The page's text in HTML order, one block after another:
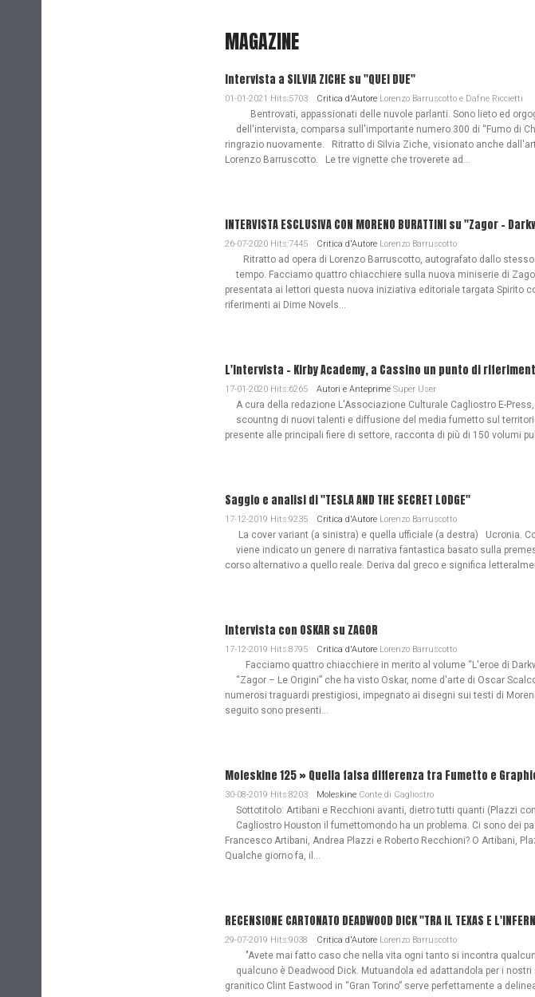
MAGAZINE
Intervista a SILVIA ZICHE su "QUEI DUE"
01-01-2021 Hits:5703 Critica d'AutoreLorenzo Barruscotto e Dafne Riccietti
Bentrovati, appassionati delle nuvole parlanti. Sono lieto ed
dell'intervista, comparsa sull'importante numero 300 di “Fumo di
ringrazio nuovamente. Ritratto di Silvia Ziche, visionato anche
Lorenzo Barruscotto. Le tre vignette che troverete ad...
INTERVISTA ESCLUSIVA CON MORENO BURATTINI su "Zagor -
26-07-2020 Hits:7445 Critica d'AutoreLorenzo Barruscotto
Ritratto ad opera di Lorenzo Barruscotto, autografato dallo
tempo. Facciamo quattro chiacchiere sulla nuova miniserie di
presentata ai lettori questa nuova iniziativa editoriale targata Spirito
riferimenti ai Dime Novels...
L'Intervista - Kirby Academy, a Cassino un punto di
17-01-2020 Hits:6265 Autori e AnteprimeSuper User
A cura della redazione L'Associazione Culturale Cagliostro E-
scountng di nuovi talenti e diffusione del media fumetto sul
presente alle principali fiere di settore, racconta di più di 150 volumi
Saggio e analisi di "TESLA AND THE SECRET LODGE"
17-12-2019 Hits:9235 Critica d'AutoreLorenzo Barruscotto
La cover variant (a sinistra) e quella ufficiale (a destra) Ucronia.
viene indicato un genere di narrativa fantastica basato sulla
corso alternativo a quello reale. Deriva dal greco e significa
Intervista con OSKAR su ZAGOR
17-12-2019 Hits:8795 Critica d'AutoreLorenzo Barruscotto
Facciamo quattro chiacchiere in merito al volume “L'eroe di
“Zagor – Le Origini” che ha visto Oskar, nome d'arte di Oscar
numerosi traguardi prestigiosi, impegnato ai disegni sui testi di
seguito sono presenti...
Moleskine 125 » Quella falsa differenza tra Fumetto e
30-08-2019 Hits:8203 MoleskineConte di Cagliostro
Sottotitolo: Artibani e Recchioni avanti, dietro tutti quanti (Plazzi
Cagliostro Houston il fumettomondo ha un problema. Ci sono dei
Francesco Artibani, Andrea Plazzi e Roberto Recchioni? O Artibani,
Qualche giorno fa, il...
RECENSIONE CARTONATO DEADWOOD DICK "TRA IL TEXAS E
29-07-2019 Hits:9038 Critica d'AutoreLorenzo Barruscotto
"Avete mai fatto caso che nella vita ogni tanto si incontra
qualcuno è Deadwood Dick. Mutuandola ed adattandola per i
granitico Clint Eastwood in “Gran Torino” serve perfettamente a